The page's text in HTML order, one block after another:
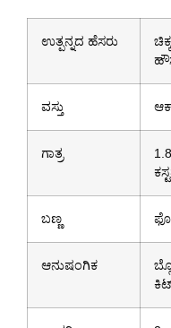
ಉತ್ಪನ್ನದ ಹೆಸರು
ವಸ್ತು
ಗಾತ್ರ
ಬಣ್ಣ
ಆನುಷಂಗಿಕ